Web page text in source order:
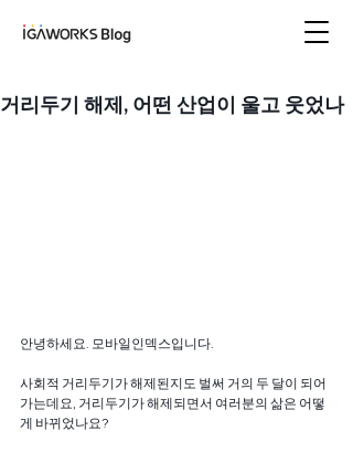
거리두기 해제, 어떤 산업이 울고 웃었나
안녕하세요. 모바일인덱스입니다.
사회적 거리두기가 해제된지도 벌써 거의 두 달이 되어
가는데요, 거리두기가 해제되면서 여러분의 삶은 어떻
게 바뀌었나요?